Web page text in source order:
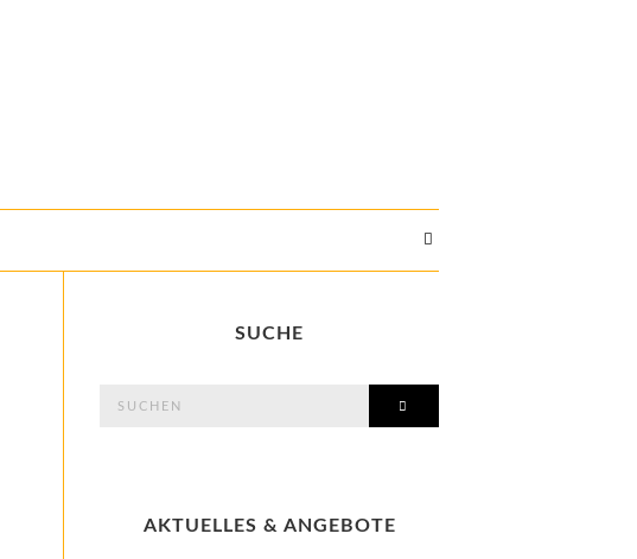
SUCHE
AKTUELLES & ANGEBOTE